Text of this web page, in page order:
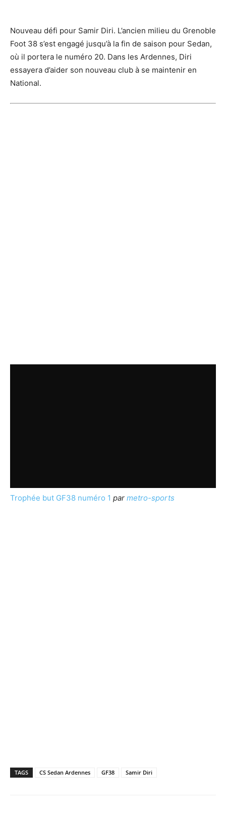
Nouveau défi pour Samir Diri. L’ancien milieu du Grenoble
Foot 38 s’est engagé jusqu’à la fin de saison pour Sedan,
où il portera le numéro 20. Dans les Ardennes, Diri
essayera d’aider son nouveau club à se maintenir en
National.
Trophée but GF38 numéro 1 par metro-sports
TAGS CS Sedan Ardennes GF38 Samir Diri